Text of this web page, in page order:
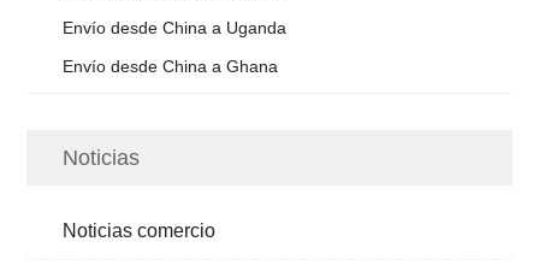
Envío desde China a Uganda
Envío desde China a Ghana
Noticias
Noticias comercio